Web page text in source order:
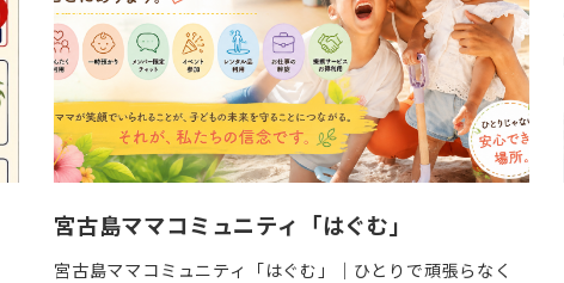
宮古島ママコミュニティ「はぐむ」
宮古島ママコミュニティ「はぐむ」｜ひとりで頑張らなく